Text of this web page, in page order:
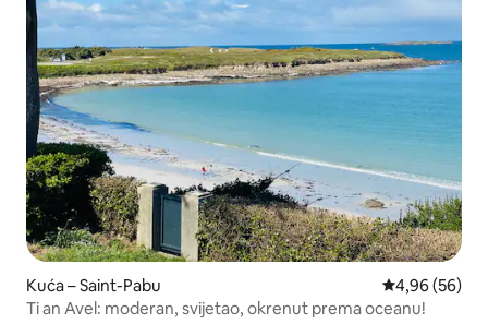
Kuća – Saint-Pabu Prosječna
4,96 (56)
Ti an Avel: moderan, svijetao, okrenut prema oceanu!